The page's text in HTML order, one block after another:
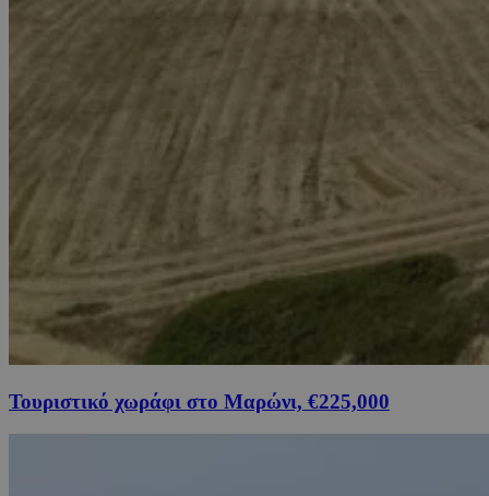
Τουριστικό χωράφι στο Μαρώνι, €225,000